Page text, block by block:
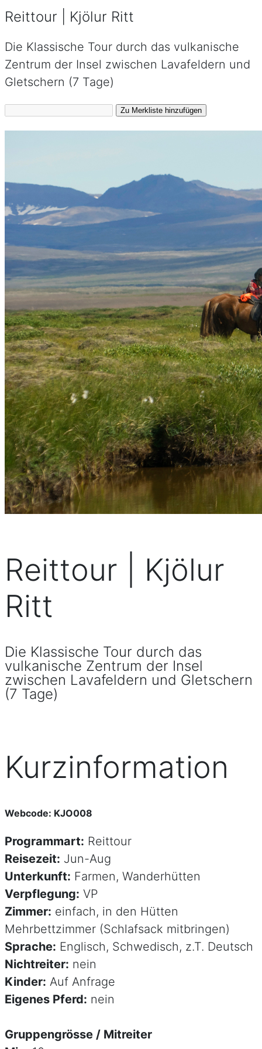
Reittour | Kjölur Ritt
Die Klassische Tour durch das vulkanische
Zentrum der Insel zwischen Lavafeldern und
Gletschern (7 Tage)
Reittour | Kjölur
Ritt
Die Klassische Tour durch das
vulkanische Zentrum der Insel
zwischen Lavafeldern und Gletschern
(7 Tage)
Kurzinformation
Webcode: KJO008
Programmart: Reittour
Reisezeit: Jun-Aug
Unterkunft: Farmen, Wanderhütten
Verpflegung: VP
Zimmer: einfach, in den Hütten
Mehrbettzimmer (Schlafsack mitbringen)
Sprache: Englisch, Schwedisch, z.T. Deutsch
Nichtreiter: nein
Kinder: Auf Anfrage
Eigenes Pferd: nein
Gruppengrösse / Mitreiter